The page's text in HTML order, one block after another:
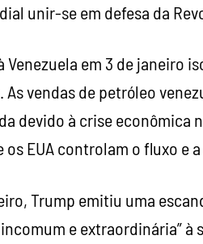
unir-se em defesa da
Venezuela em 3 de janeiro
vendas de petróleo
devido à crise econômica
EUA controlam o fluxo e
Trump emitiu uma
e extraordinária”